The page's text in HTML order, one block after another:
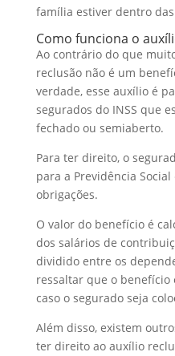
família estiver dentro
Como funciona o
Ao contrário do que
reclusão não é um
verdade, esse auxílio é
segurados do INSS que
fechado ou semiaberto.
Para ter direito, o
para a Previdência
obrigações.
O valor do benefício é
dos salários de
dividido entre os
ressaltar que o
caso o segurado seja
Além disso, existem
ter direito ao auxílio